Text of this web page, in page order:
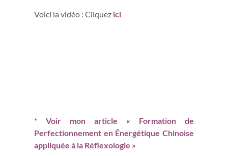
Voici la vidéo : Cliquez ici
*Voir mon article « Formation de
Perfectionnement en Énergétique Chinoise
appliquée à la Réflexologie »